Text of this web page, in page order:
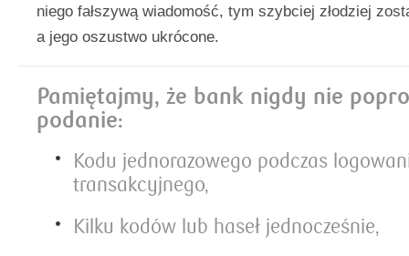
niego fałszywą wiadomość, tym szybciej złodziej
a jego oszustwo ukrócone.
Pamiętajmy, że bank nigdy nie
podanie:
Kodu jednorazowego podczas
transakcyjnego,
Kilku kodów lub haseł jednocześnie,